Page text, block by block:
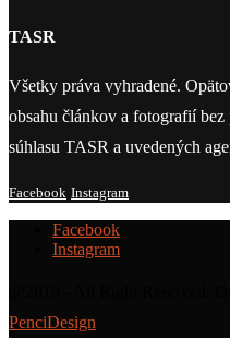
TASR
Všetky práva vyhradené.
obsahu článkov a fotografií bez
súhlasu TASR a uvedených
Facebook Instagram
Facebook
Instagram
PenciDesign